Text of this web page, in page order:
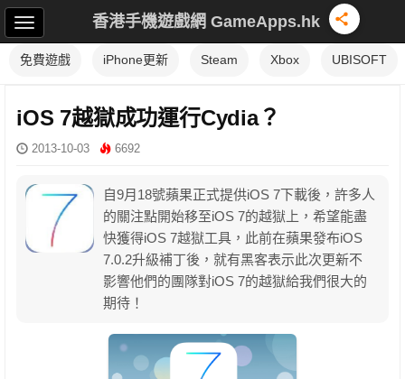
香港手機遊戲網 GameApps.hk
免費遊戲 iPhone更新 Steam Xbox UBISOFT
iOS 7越獄成功運行Cydia？
2013-10-03 6692
自9月18號蘋果正式提供iOS 7下載後，許多人
的關注點開始移至iOS 7的越獄上，希望能盡
快獲得iOS 7越獄工具，此前在蘋果發布iOS
7.0.2升級補丁後，就有黑客表示此次更新不
影響他們的團隊對iOS 7的越獄給我們很大的
期待！